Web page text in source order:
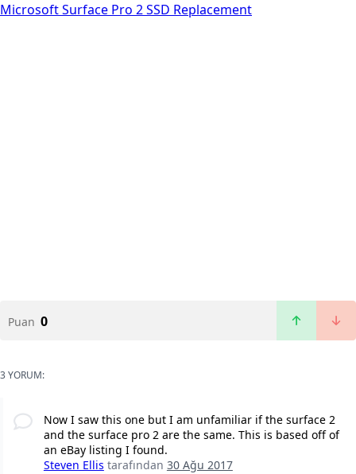
Microsoft Surface Pro 2 SSD Replacement
Puan 0
3 YORUM:
Now I saw this one but I am unfamiliar if the surface 2
and the surface pro 2 are the same. This is based off of
an eBay listing I found.
Steven Ellis tarafından 30 Ağu 2017